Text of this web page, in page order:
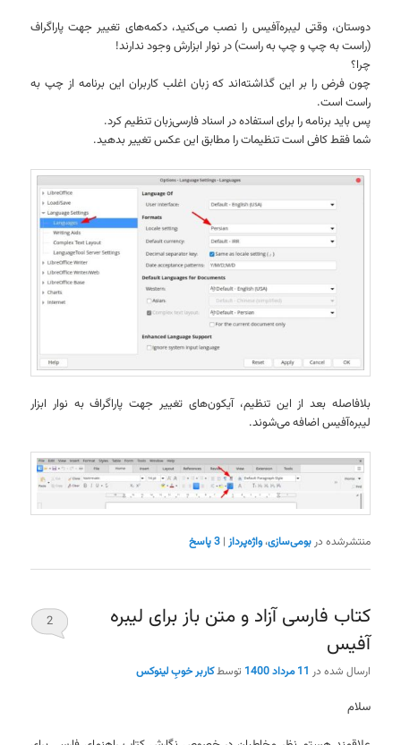
دوستان، وقتی لیبره‌آفیس را نصب می‌کنید، دکمه‌های تغییر جهت پاراگراف
(راست به چپ و چپ به راست) در نوار ابزارش وجود ندارند!
چرا؟
چون فرض را بر این گذاشته‌اند که زبان اغلب کاربران این برنامه از چپ به
راست است.
پس باید برنامه را برای استفاده در اسناد فارسی‌زبان تنظیم کرد.
شما فقط کافی است تنظیمات را مطابق این عکس تغییر بدهید.
بلافاصله بعد از این تنظیم، آیکون‌های تغییر جهت پاراگراف به نوار ابزار
لیبره‌آفیس اضافه می‌شوند.
منتشرشده در بومی‌سازی،واژه‌پرداز |
3پاسخ
کتاب فارسی آزاد و متن باز برای لیبره
آفیس
ارسال شده در 11 مرداد 1400 توسطکاربر خوبِ لینوکس
2
سلام